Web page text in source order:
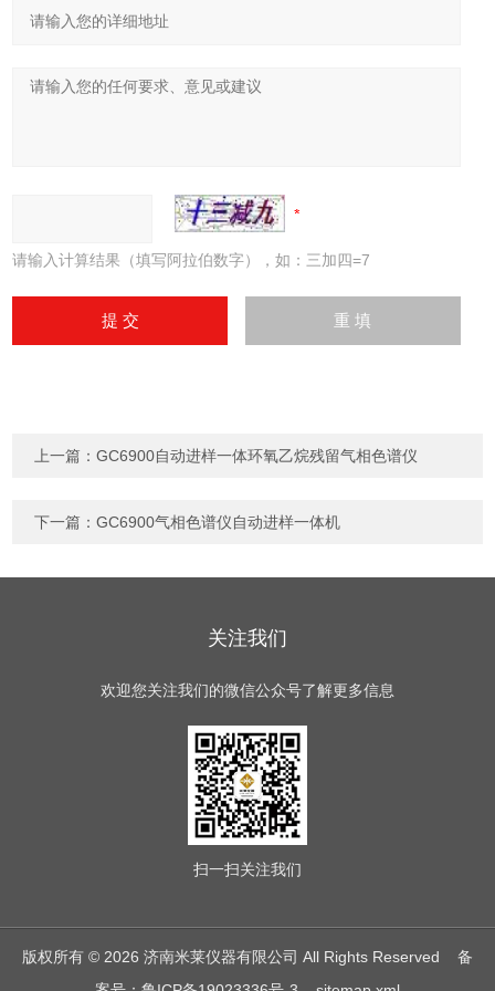
请输入计算结果（填写阿拉伯数字），如：三加四=7
上一篇：GC6900自动进样一体环氧乙烷残留气相色谱仪
下一篇：GC6900气相色谱仪自动进样一体机
关注我们
欢迎您关注我们的微信公众号了解更多信息
扫一扫关注我们
版权所有 © 2026 济南米莱仪器有限公司 All Rights Reserved 备